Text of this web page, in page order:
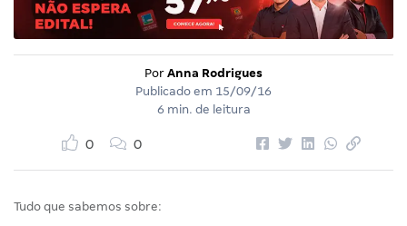
Por Anna Rodrigues
Publicado em 15/09/16
6 min. de leitura
0 0
Tudo que sabemos sobre: